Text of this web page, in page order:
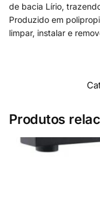
de bacia Lírio,
Produzido em
limpar, instalar e
Produtos